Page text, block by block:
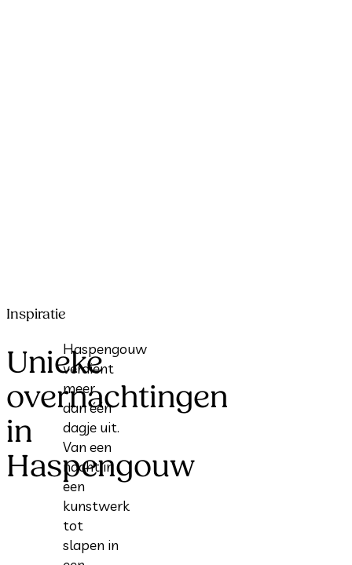
Inspiratie
Unieke
overnachtingen
in
Haspengouw
Haspengouw
verdient
meer
dan één
dagje uit.
Van een
nacht in
een
kunstwerk
tot
slapen in